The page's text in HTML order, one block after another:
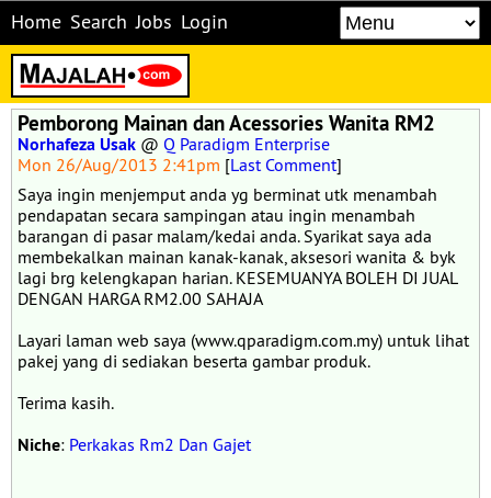
Home Search Jobs Login
Pemborong Mainan dan Acessories Wanita RM2
Norhafeza Usak @ Q Paradigm Enterprise
Mon 26/Aug/2013 2:41pm [Last Comment]
Saya ingin menjemput anda yg berminat utk menambah
pendapatan secara sampingan atau ingin menambah
barangan di pasar malam/kedai anda. Syarikat saya ada
membekalkan mainan kanak-kanak, aksesori wanita & byk
lagi brg kelengkapan harian. KESEMUANYA BOLEH DI JUAL
DENGAN HARGA RM2.00 SAHAJA
Layari laman web saya (www.qparadigm.com.my) untuk lihat
pakej yang di sediakan beserta gambar produk.
Terima kasih.
Niche: Perkakas Rm2 Dan Gajet